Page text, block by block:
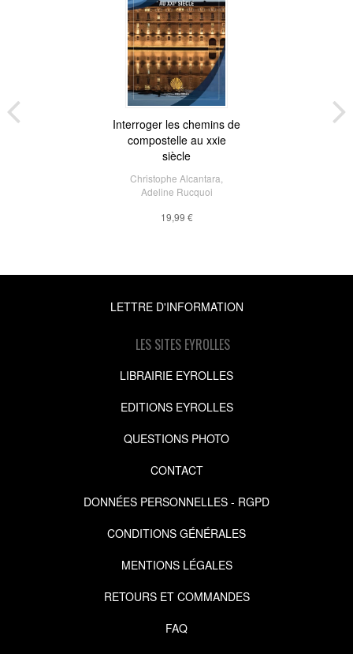
Interroger les chemins de
compostelle au xxie
siècle
Christophe Alcantara
Adeline Rucquoi
19,99 €
LETTRE D'INFORMATION
LES SITES EYROLLES
LIBRAIRIE EYROLLES
EDITIONS EYROLLES
QUESTIONS PHOTO
CONTACT
DONNÉES PERSONNELLES - RGPD
CONDITIONS GÉNÉRALES
MENTIONS LÉGALES
RETOURS ET COMMANDES
FAQ